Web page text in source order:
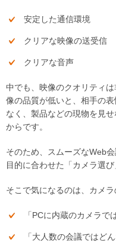
安定した通信環境
クリアな映像の送受信
クリアな音声
中でも、映像のクオリティ
像の品質が低いと、相手の
なく、製品などの現物を見
からです。
そのため、スムーズなWeb
目的に合わせた「カメラ選び
そこで気になるのは、カメラ
「PCに内蔵のカメラで
「大人数の会議ではど